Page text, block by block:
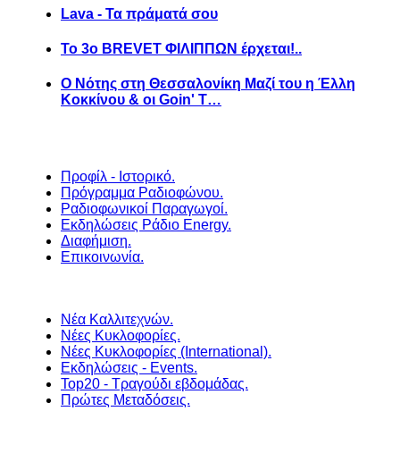
Lava - Τα πράματά σου
Το 3ο BREVET ΦΙΛΙΠΠΩΝ έρχεται!..
Ο Νότης στη Θεσσαλονίκη Μαζί του η Έλλη
Κοκκίνου & οι Goin' T…
Προφίλ - Ιστορικό.
Πρόγραμμα Ραδιοφώνου.
Ραδιοφωνικοί Παραγωγοί.
Εκδηλώσεις Ράδιο Energy.
Διαφήμιση.
Επικοινωνία.
Νέα Καλλιτεχνών.
Νέες Κυκλοφορίες.
Νέες Κυκλοφορίες (International).
Εκδηλώσεις - Events.
Top20 - Τραγούδι εβδομάδας.
Πρώτες Μεταδόσεις.